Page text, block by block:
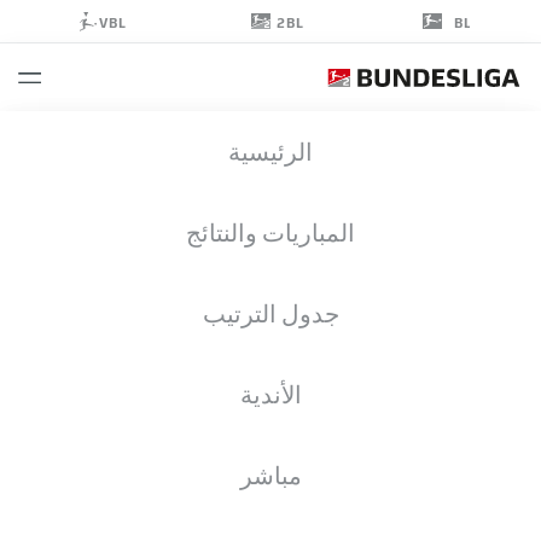
BL
2BL
VBL
الرئيسية
المباريات والنتائج
جدول الترتيب
الأندية
مباشر